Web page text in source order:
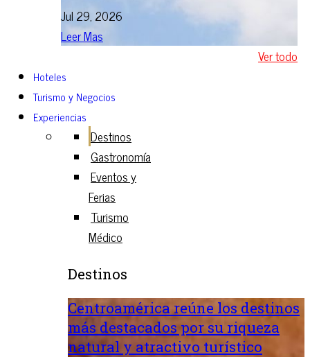
Jul 29, 2026
Leer Mas
Ver todo
Hoteles
Turismo y Negocios
Experiencias
Destinos
Gastronomía
Eventos y
Ferias
Turismo
Médico
Destinos
Centroamérica reúne los destinos
más destacados por su riqueza
natural y atractivo turístico